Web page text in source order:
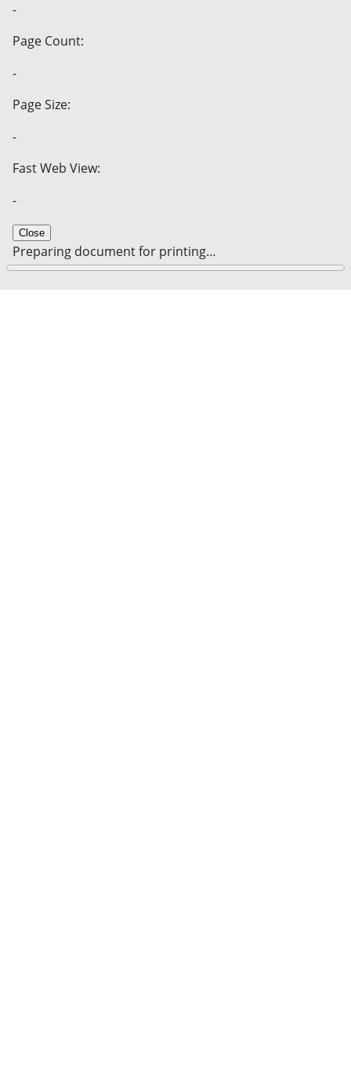
-
Page Count:
-
Page Size:
-
Fast Web View:
-
Close
Preparing document for printing…